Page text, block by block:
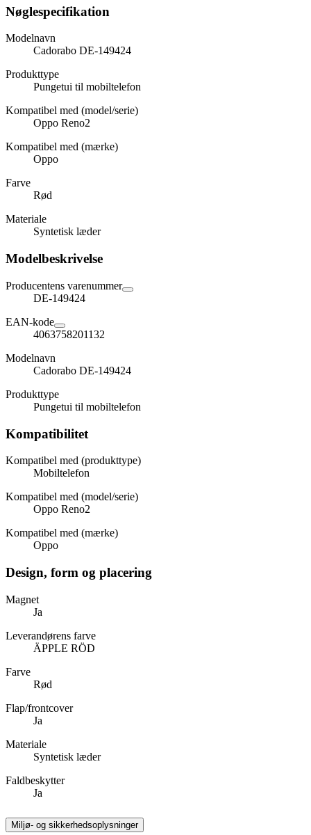
Nøglespecifikation
Modelnavn
Cadorabo DE-149424
Produkttype
Pungetui til mobiltelefon
Kompatibel med (model/serie)
Oppo Reno2
Kompatibel med (mærke)
Oppo
Farve
Rød
Materiale
Syntetisk læder
Modelbeskrivelse
Producentens varenummer
DE-149424
EAN-kode
4063758201132
Modelnavn
Cadorabo DE-149424
Produkttype
Pungetui til mobiltelefon
Kompatibilitet
Kompatibel med (produkttype)
Mobiltelefon
Kompatibel med (model/serie)
Oppo Reno2
Kompatibel med (mærke)
Oppo
Design, form og placering
Magnet
Ja
Leverandørens farve
ÄPPLE RÖD
Farve
Rød
Flap/frontcover
Ja
Materiale
Syntetisk læder
Faldbeskytter
Ja
Miljø- og sikkerhedsoplysninger